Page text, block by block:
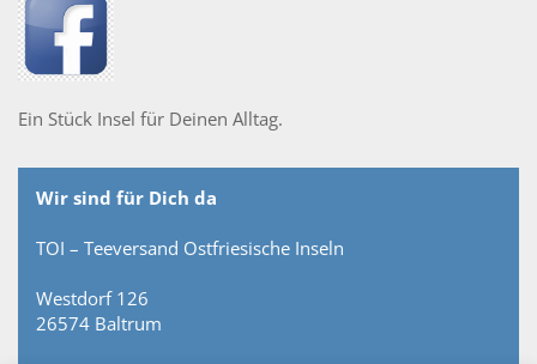
Ein Stück Insel für Deinen Alltag.
Wir sind für Dich da
TOI – Teeversand Ostfriesische Inseln
Westdorf 126
26574 Baltrum